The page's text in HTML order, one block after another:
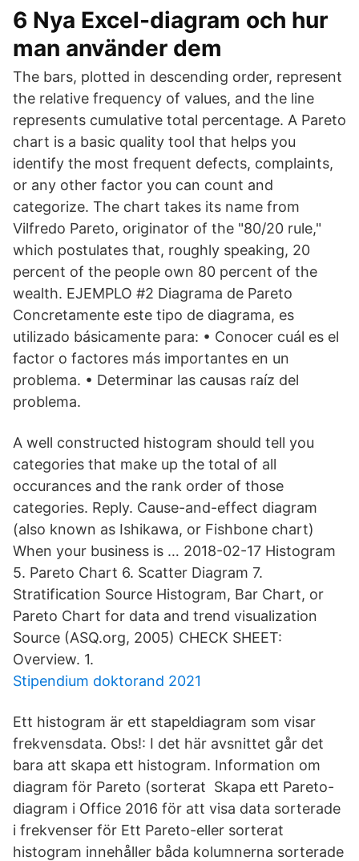
6 Nya Excel-diagram och hur
man använder dem
The bars, plotted in descending order, represent
the relative frequency of values, and the line
represents cumulative total percentage. A Pareto
chart is a basic quality tool that helps you
identify the most frequent defects, complaints,
or any other factor you can count and
categorize. The chart takes its name from
Vilfredo Pareto, originator of the "80/20 rule,"
which postulates that, roughly speaking, 20
percent of the people own 80 percent of the
wealth. EJEMPLO #2 Diagrama de Pareto
Concretamente este tipo de diagrama, es
utilizado básicamente para: • Conocer cuál es el
factor o factores más importantes en un
problema. • Determinar las causas raíz del
problema.
A well constructed histogram should tell you
categories that make up the total of all
occurances and the rank order of those
categories. Reply. Cause-and-effect diagram
(also known as Ishikawa, or Fishbone chart)
When your business is … 2018-02-17 Histogram
5. Pareto Chart 6. Scatter Diagram 7.
Stratification Source Histogram, Bar Chart, or
Pareto Chart for data and trend visualization
Source (ASQ.org, 2005) CHECK SHEET:
Overview. 1.
Stipendium doktorand 2021
Ett histogram är ett stapeldiagram som visar
frekvensdata. Obs!: I det här avsnittet går det
bara att skapa ett histogram. Information om
diagram för Pareto (sorterat Skapa ett Pareto-
diagram i Office 2016 för att visa data sorterade
i frekvenser för Ett Pareto-eller sorterat
histogram innehåller båda kolumnerna sorterade